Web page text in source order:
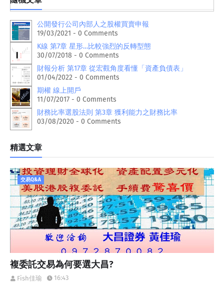
公開發行公司內部人之股權買賣申報
19/03/2021 - 0 Comments
K線 第7章 星形…比較強烈的反轉型態
30/07/2018 - 0 Comments
財報分析 第17章 從宏觀角度看懂「資產負債表」
01/04/2022 - 0 Comments
期權 線上開戶
11/07/2017 - 0 Comments
財務比率選股法則 第3章 獲利能力之財務比率
03/08/2020 - 0 Comments
精選文章
交易Q&A
複委託交易為何要選大昌?
Fish佳瑜 16:43